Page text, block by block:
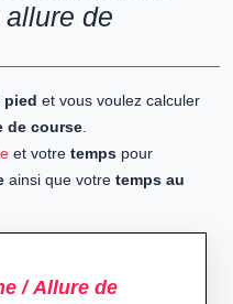
de
pied et vous voulez calculer
de course
et votre temps pour
ainsi que votre temps au
/ Allure de